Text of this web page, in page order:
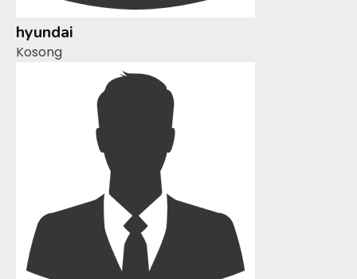
hyundai
Kosong